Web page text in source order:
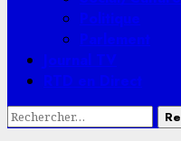
Politique
Parlement
Journal TV
RTD en Direct
Rechercher :